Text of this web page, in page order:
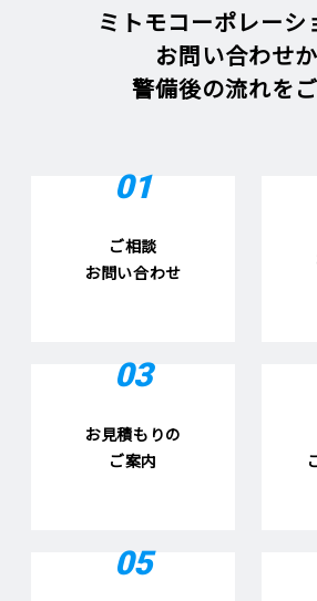
ミトモコーポレーシ
お問い合わせ
警備後の流れを
01
ご相談
お問い合わせ
03
お見積もりの
ご案内
05